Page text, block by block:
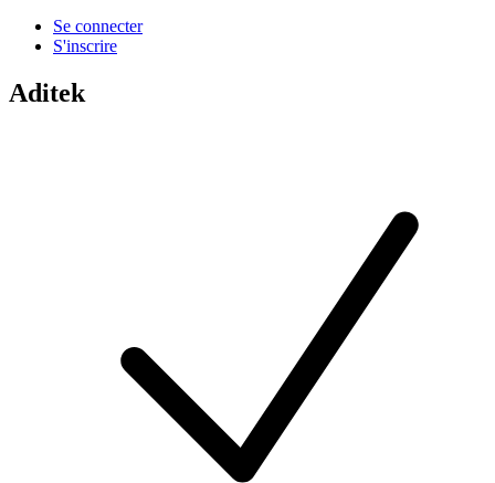
Se connecter
S'inscrire
Aditek